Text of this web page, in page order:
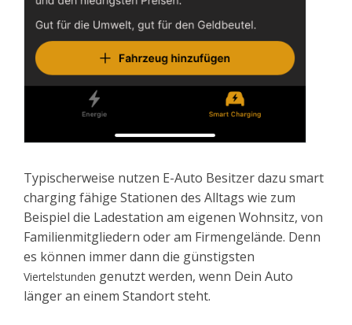
Typischerweise nutzen E-Auto Besitzer dazu smart
charging fähige Stationen des Alltags wie zum
Beispiel die Ladestation am eigenen Wohnsitz, von
Familienmitgliedern oder am Firmengelände. Denn
es können immer dann die günstigsten
Viertelstunden genutzt werden, wenn Dein Auto
länger an einem Standort steht.